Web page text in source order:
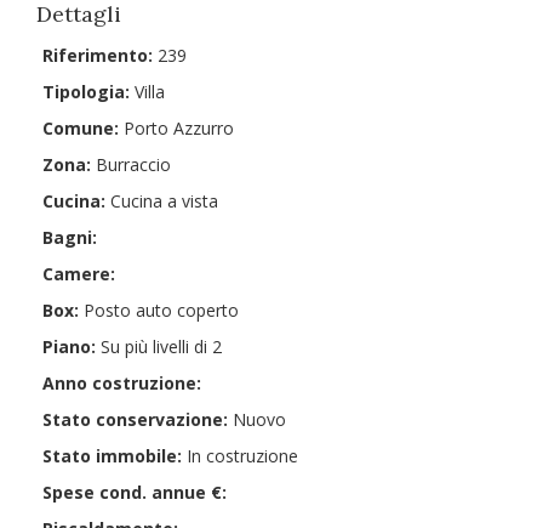
Dettagli
Riferimento: 239
Tipologia: Villa
Comune: Porto Azzurro
Zona: Burraccio
Cucina: Cucina a vista
Bagni:
Camere:
Box: Posto auto coperto
Piano: Su più livelli di 2
Anno costruzione:
Stato conservazione: Nuovo
Stato immobile: In costruzione
Spese cond. annue €: